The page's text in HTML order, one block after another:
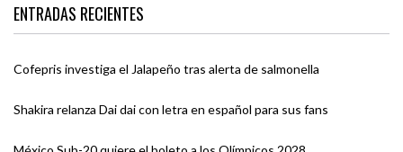
ENTRADAS RECIENTES
Cofepris investiga el Jalapeño tras alerta de salmonella
Shakira relanza Dai dai con letra en español para sus fans